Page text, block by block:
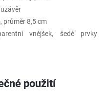
průměr 8,5 cm
vnějšek, šedé prvky
použití